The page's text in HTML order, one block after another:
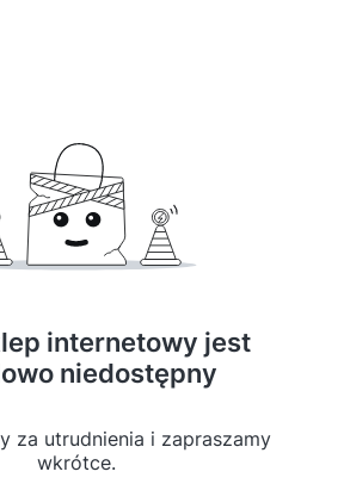
internetowy jest
niedostępny
za utrudnienia i zapraszamy
wkrótce.